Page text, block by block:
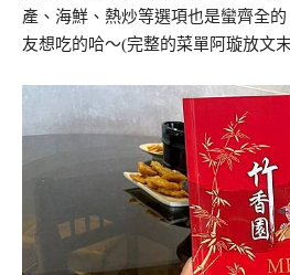
產、海鮮、熱炒等選項也是蠻齊全
友想吃的哈～(完整的菜單阿璇放文